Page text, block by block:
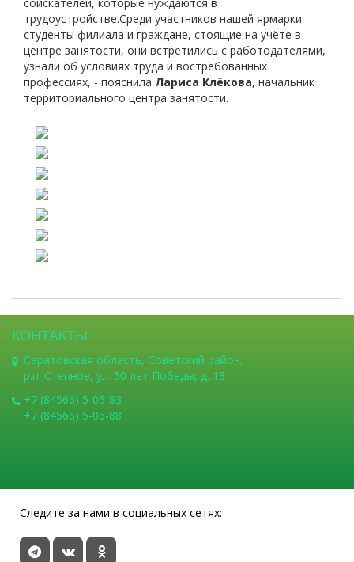
трудоустройстве.Среди участников нашей ярмарки
студенты филиала и граждане, стоящие на учёте в
центре занятости, они встретились с работодателями,
узнали об условиях труда и востребованных
профессиях, - пояснила Лариса Клёкова, начальник
территориального центра занятости.
КОНТАКТЫ
Саратовская область, Советский район,
р.п. Степное, ул. 50 лет Победы, д. 13
+7 (84566) 5-05-83
+7 (84566) 5-05-88
Следите за нами в социальных сетях: